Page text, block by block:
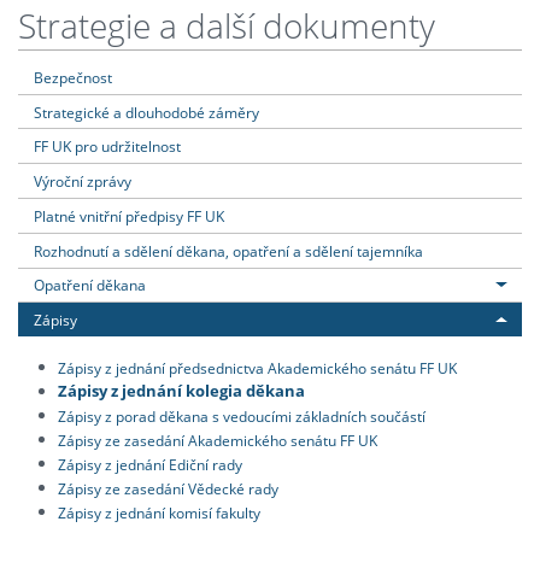
Strategie a další dokumenty
Bezpečnost
Strategické a dlouhodobé záměry
FF UK pro udržitelnost
Výroční zprávy
Platné vnitřní předpisy FF UK
Rozhodnutí a sdělení děkana, opatření a sdělení tajemníka
Opatření děkana
Zápisy
Zápisy z jednání předsednictva Akademického senátu FF UK
Zápisy z jednání kolegia děkana
Zápisy z porad děkana s vedoucími základních součástí
Zápisy ze zasedání Akademického senátu FF UK
Zápisy z jednání Ediční rady
Zápisy ze zasedání Vědecké rady
Zápisy z jednání komisí fakulty